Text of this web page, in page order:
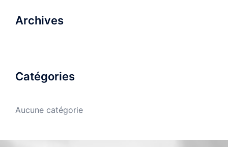
Archives
Catégories
Aucune catégorie